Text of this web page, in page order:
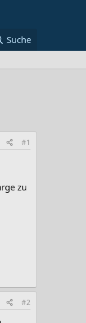
Suche
#1
zu
#2